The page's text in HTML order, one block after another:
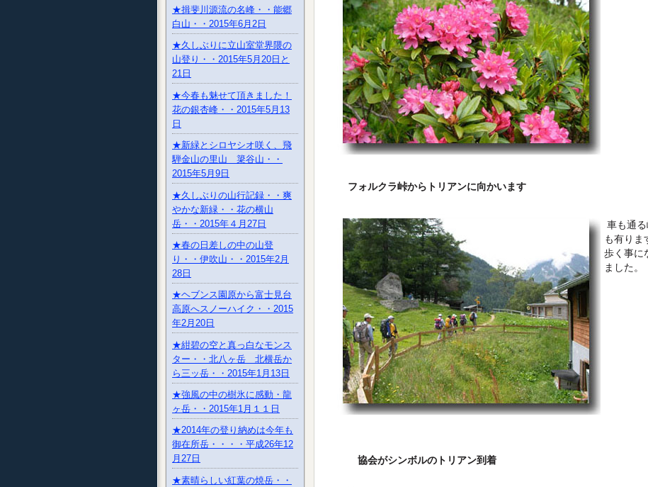
★揖斐川源流の名峰・・能郷
白山・・2015年6月2日
★久しぶりに立山室堂界隈の
山登り・・2015年5月20日と
21日
★今春も魅せて頂きました！
花の銀杏峰・・2015年5月13
日
★新緑とシロヤシオ咲く、飛
騨金山の里山 簗谷山・・
2015年5月9日
★久しぶりの山行記録・・爽
やかな新緑・・花の横山
岳・・2015年４月27日
★春の日差しの中の山登
り・・伊吹山・・2015年2月
28日
★ヘブンス園原から富士見台
高原へスノーハイク・・2015
年2月20日
★紺碧の空と真っ白なモンス
ター・・北八ヶ岳 北横岳か
ら三ッ岳・・2015年1月13日
★強風の中の樹氷に感動・龍
ヶ岳・・2015年1月１１日
★2014年の登り納めは今年も
御在所岳・・・・平成26年12
月27日
★素晴らしい紅葉の焼岳・・
フォルクラ峠からトリアンに向かいます
車も通
も有りま
歩く事に
ました。
協会がシンボルのトリアン到着